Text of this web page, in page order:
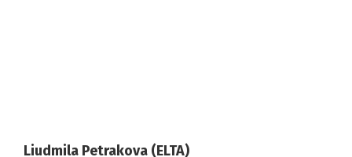
Liudmila Petrakova (ELTA)